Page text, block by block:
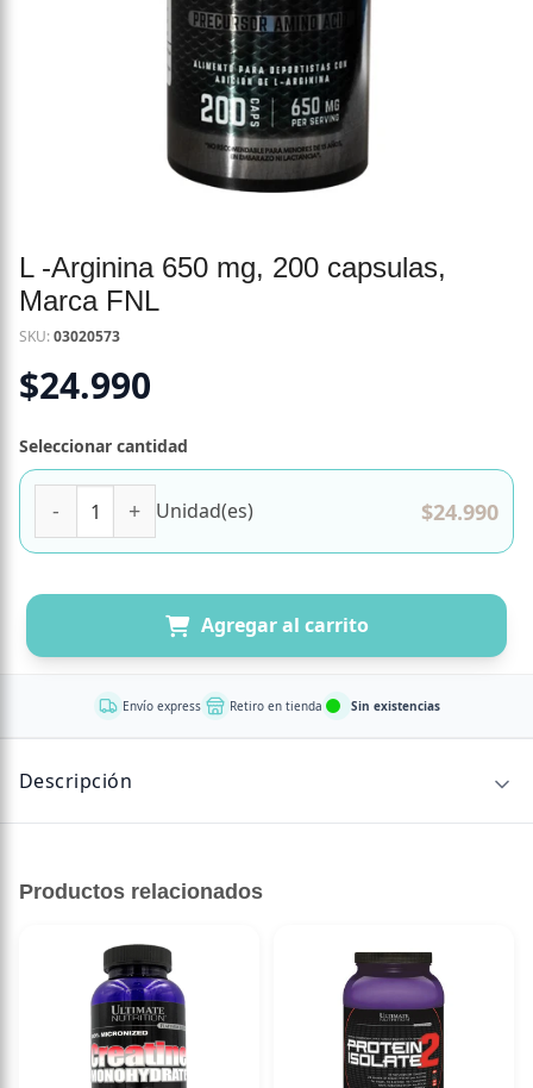
L -Arginina 650 mg, 200 capsulas,
Marca FNL
SKU:03020573
$24.990
Seleccionar cantidad
Unidad(es) $24.990
Agregar al carrito
Envío express Retiro en tienda Sin existencias
Descripción
sanguínea. Tambien favorece la contración y relajación
muscular.
Ingredientes: L-Arginina, dióxido de silicio, HPMC de la
cápsula, agua.
Productos relacionados